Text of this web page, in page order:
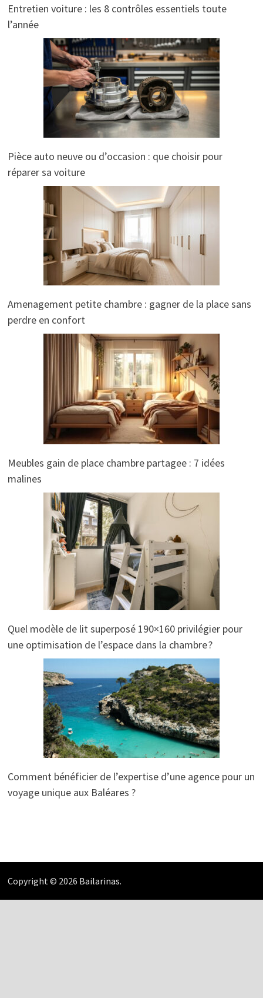
Entretien voiture : les 8 contrôles essentiels toute
l’année
Pièce auto neuve ou d’occasion : que choisir pour
réparer sa voiture
Amenagement petite chambre : gagner de la place sans
perdre en confort
Meubles gain de place chambre partagee : 7 idées
malines
Quel modèle de lit superposé 190×160 privilégier pour
une optimisation de l’espace dans la chambre ?
Comment bénéficier de l’expertise d’une agence pour un
voyage unique aux Baléares ?
Copyright © 2026 Bailarinas.